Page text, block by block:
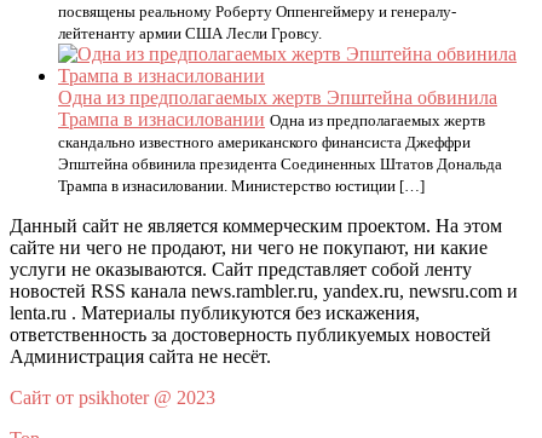
посвящены реальному Роберту Оппенгеймеру и генералу-
лейтенанту армии США Лесли Гровсу.
Одна из предполагаемых жертв Эпштейна обвинила
Трампа в изнасиловании Одна из предполагаемых жертв
скандально известного американского финансиста Джеффри
Эпштейна обвинила президента Соединенных Штатов Дональда
Трампа в изнасиловании. Министерство юстиции […]
Данный сайт не является коммерческим проектом. На этом
сайте ни чего не продают, ни чего не покупают, ни какие
услуги не оказываются. Сайт представляет собой ленту
новостей RSS канала news.rambler.ru, yandex.ru, newsru.com и
lenta.ru . Материалы публикуются без искажения,
ответственность за достоверность публикуемых новостей
Администрация сайта не несёт.
Сайт от psikhoter @ 2023